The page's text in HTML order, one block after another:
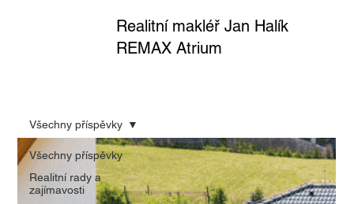
Realitní makléř Jan Halík
REMAX Atrium
Všechny příspěvky
Realitní rady a
zajímavosti
Všechny příspěvky